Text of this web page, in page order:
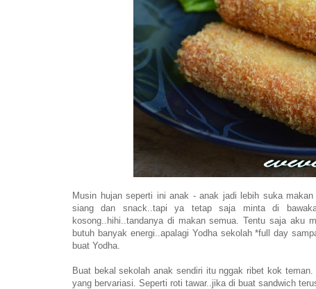
Musin hujan seperti ini anak - anak jadi lebih suka
siang dan snack..tapi ya tetap saja minta di
kosong..hihi..tandanya di makan semua. Tentu saja aku
butuh banyak energi..apalagi Yodha sekolah *full day
buat Yodha.
Buat bekal sekolah anak sendiri itu nggak ribet kok
yang bervariasi. Seperti roti tawar..jika di buat sandwich